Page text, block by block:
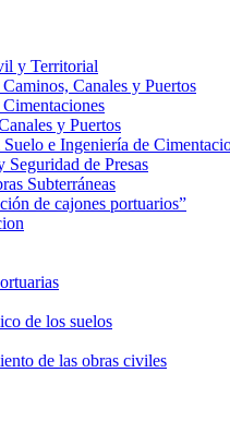
y Territorial
Canales y Puertos
y Puertos
e Ingeniería de
de Presas
Subterráneas
de cajones portuarios”
de los suelos
de las obras civiles